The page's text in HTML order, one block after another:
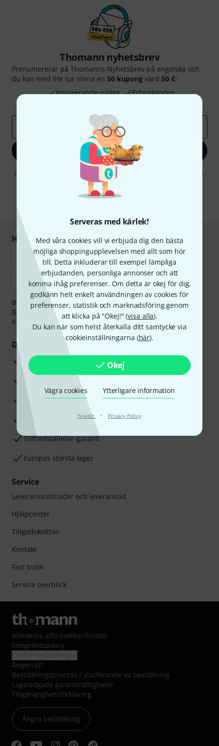
Serveras med kärlek!
Med våra cookies vill vi erbjuda dig den bästa
möjliga shoppingupplevelsen med allt som hör
till. Detta inkluderar till exempel lämpliga
erbjudanden, personliga annonser och att
komma ihåg preferenser. Om detta är okej för dig,
godkänn helt enkelt användningen av cookies för
preferenser, statistik och marknadsföring genom
att klicka på "Okej!" (visa alla).
Du kan när som helst återkalla ditt samtycke via
cookieinställningarna (här).
Okej
Vägra cookies Ytterligare information
Finstilt · Privacy Policy
Thomann nyhetsbrev
Prenumererar på Thomanns Nyhetsbrev på engelska och
du kan med lite tur vinna en 50 kupong värd 50 €!
Inspirerande inlägg
Erbjudanden
Registrera dig nu
Genom att klicka på "Registrera dig nu" samtycker jag till att ta emot e-
postreklam. Avregistrering är möjlig när som helst. Du finner mer
information om nyhetsbrevet i vår
Handla och betala säkert
Betalningen kan göras tryggt och säkert med
Banköverföring, PayPal,
Klarna Direktbetalning eller
Kreditkort.
Dina fördelar
3-år Thomann-garanti
30 dagars öppet köp
Reparationsservice
Råd från våra sak-experter
Tillfredställelse-garanti
Europas största lager
Service
Leveranskostnader och leveranstid
Hjälpcenter
Tillgodokvitton
Kontakt
Fast butik
Service överblick
Allmänna affärsvillkor/Finstilt
Integritetspolicy
Ångerrätt
Beställningsprocess / slutförande av beställning
Lagstadgade garantirättigheter
Tillgänglighetsförklaring
Ångra beställning